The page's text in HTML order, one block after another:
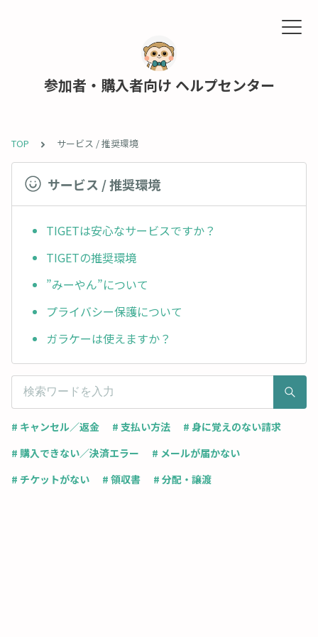
参加者・購入者向け ヘルプセンター
TOP サービス / 推奨環境
サービス / 推奨環境
TIGETは安心なサービスですか？
TIGETの推奨環境
”みーやん”について
プライバシー保護について
ガラケーは使えますか？
# キャンセル／返金 # 支払い方法
# 身に覚えのない請求
# 購入できない／決済エラー
# メールが届かない
# チケットがない
# 領収書 # 分配・譲渡